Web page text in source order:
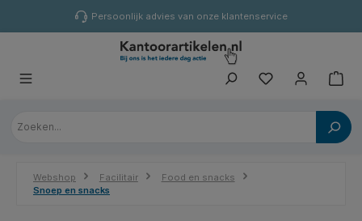
Persoonlijk advies van onze klantenservice
Webshop Facilitair
Food en snacks
Snoep en snacks